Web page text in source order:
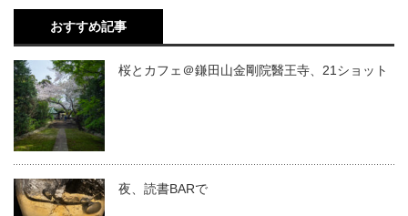
おすすめ記事
桜とカフェ＠鎌田山金剛院醫王寺、21ショット
夜、読書BARで